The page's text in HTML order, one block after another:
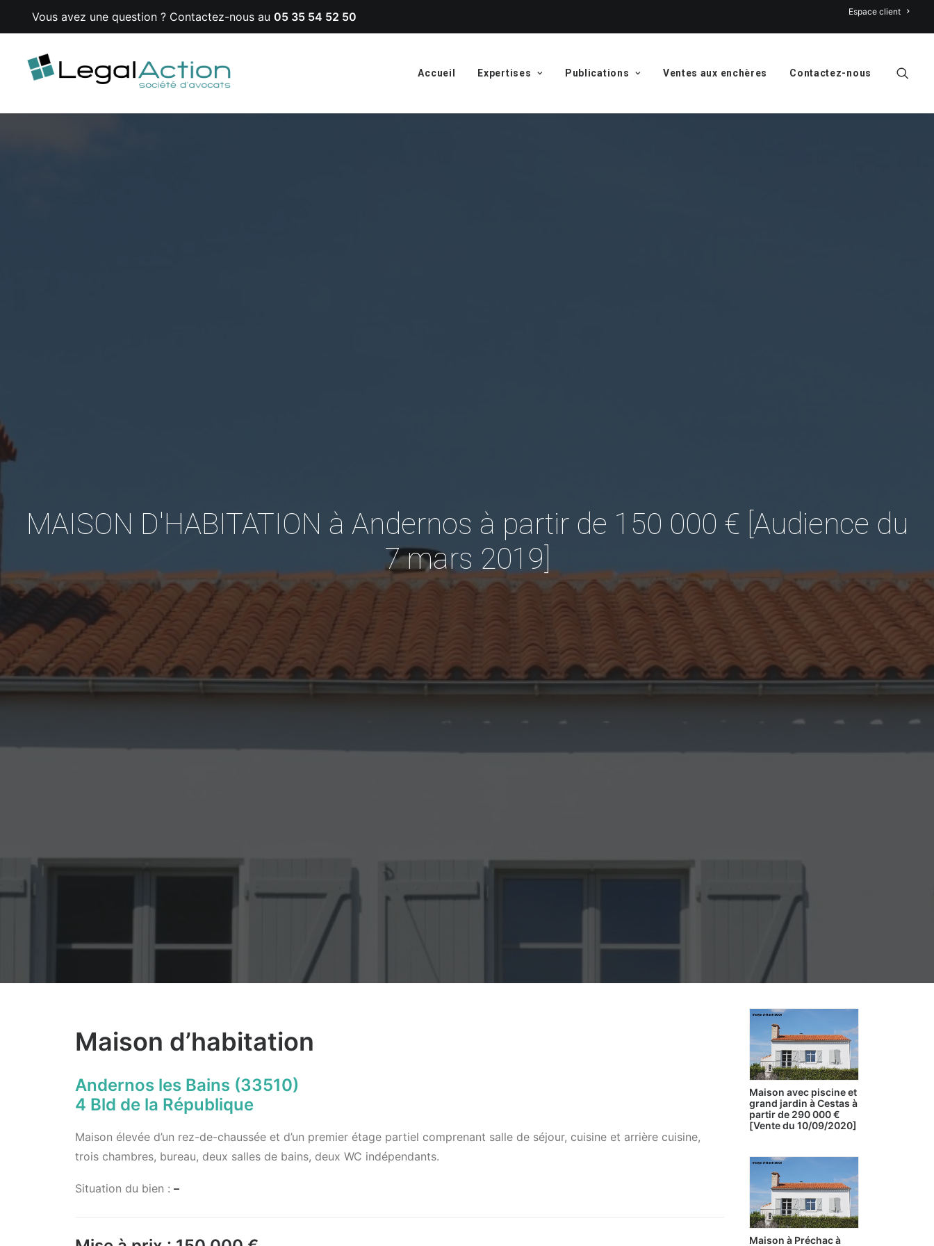
Vous avez une question ? Contactez-nous au 05 35 54 52 50 Espace client
Accueil Expertises Publications Ventes aux enchères Contactez-nous
MAISON D'HABITATION à Andernos à partir de 150 000 € [Audience du
7 mars 2019]
Maison d’habitation
Andernos les Bains (33510)
4 Bld de la République
Maison élevée d’un rez-de-chaussée et d’un premier étage partiel comprenant salle de séjour, cuisine et arrière cuisine,
trois chambres, bureau, deux salles de bains, deux WC indépendants.
Situation du bien : –
Maison avec piscine et
grand jardin à Cestas à
partir de 290 000 €
[Vente du 10/09/2020]
Maison à Préchac à